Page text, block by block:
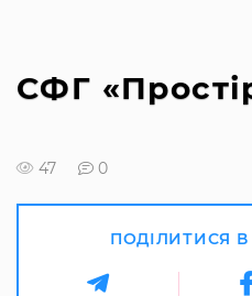
СФГ
47 0
ПОДІЛИТИСЯ